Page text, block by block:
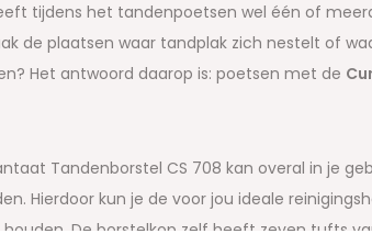
tijdens het tandenpoetsen wel één of
de plaatsen waar tandplak zich nestelt of
Het antwoord daarop is: poetsen met de
Tandenborstel CS 708 kan overal in je
Hierdoor kun je de voor jou ideale
De borstelkop zelf heeft zeven tufts